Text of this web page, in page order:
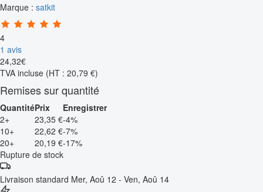
Marque : satkit
4
1 avis
24,32€
TVA incluse (HT : 20,79 €)
Remises sur quantité
QuantitéPrix
Enregistrer
2+
23,35 €-4%
10+
22,62 €-7%
20+
20,19 €-17%
Rupture de stock
Livraison standard Mer, Aoû 12 - Ven, Aoû 14